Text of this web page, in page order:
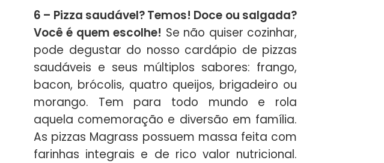
6 – Pizza saudável? Temos! Doce ou salgada?
Você é quem escolhe! Se não quiser cozinhar,
pode degustar do nosso cardápio de pizzas
saudáveis e seus múltiplos sabores: frango,
bacon, brócolis, quatro queijos, brigadeiro ou
morango. Tem para todo mundo e rola
aquela comemoração e diversão em família.
As pizzas Magrass possuem massa feita com
farinhas integrais e de rico valor nutricional.